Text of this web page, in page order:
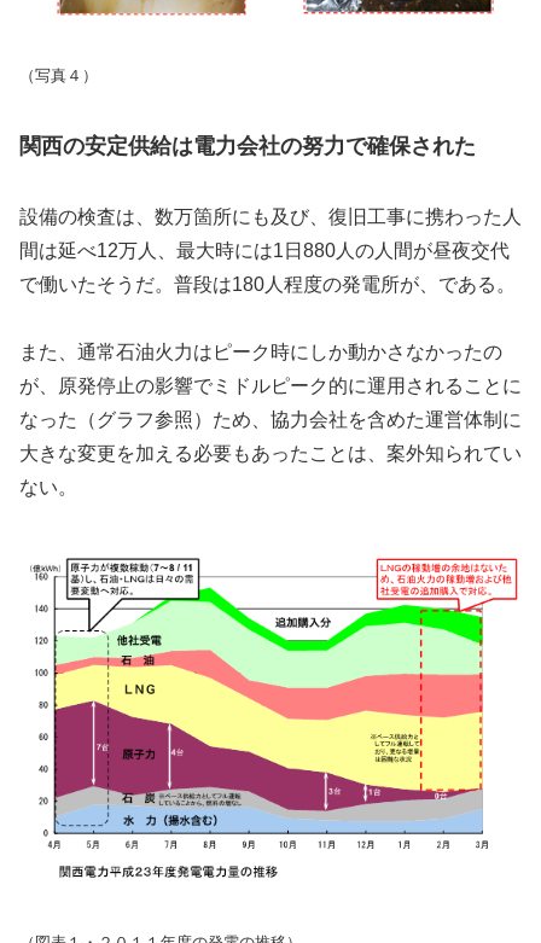
（写真４）
関西の安定供給は電力会社の努力で確保された
設備の検査は、数万箇所にも及び、復旧工事に携わった人
間は延べ12万人、最大時には1日880人の人間が昼夜交代
で働いたそうだ。普段は180人程度の発電所が、である。
また、通常石油火力はピーク時にしか動かさなかったの
が、原発停止の影響でミドルピーク的に運用されることに
なった（グラフ参照）ため、協力会社を含めた運営体制に
大きな変更を加える必要もあったことは、案外知られてい
ない。